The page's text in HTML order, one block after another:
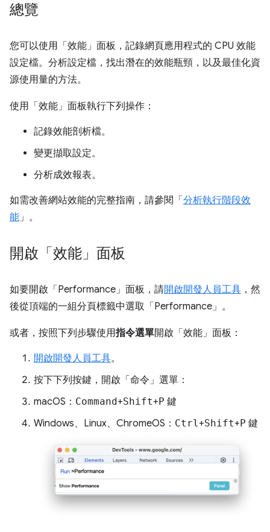
總覽
您可以使用「效能」 面板，記錄網頁應用程式的 CPU 效能
設定檔。分析設定檔，找出潛在的效能瓶頸，以及最佳化資
源使用量的方法。
使用「效能」 面板執行下列操作：
記錄效能剖析檔。
變更擷取設定。
分析成效報表。
如需改善網站效能的完整指南，請參閱「 分析執行階段效
能」。
開啟「效能」面板
如要開啟「Performance」 面板，請開啟開發人員工具 ，然
後從頂端的一組分頁標籤中選取「Performance」 。
或者，按照下列步驟使用指令選單開啟「效能」 面板：
開啟開發人員工具。
按下下列按鍵，開啟「命令」選單 ：
macOS： Command+Shift+P 鍵
Windows、Linux、ChromeOS： Ctrl+Shift+P 鍵